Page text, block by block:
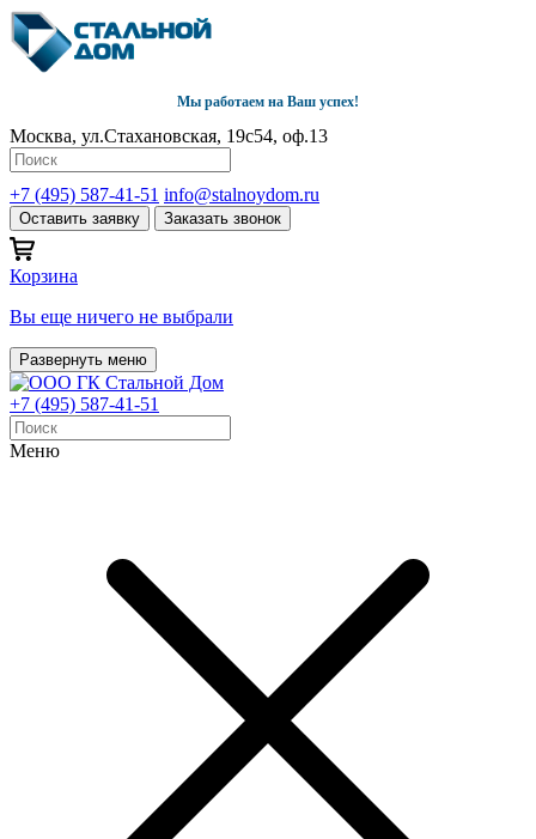
Мы работаем на Ваш успех!
Москва, ул.Стахановская, 19с54, оф.13
+7 (495) 587-41-51 info@stalnoydom.ru
Оставить заявку Заказать звонок
Корзина
Вы еще ничего не выбрали
Развернуть меню
+7 (495) 587-41-51
Меню